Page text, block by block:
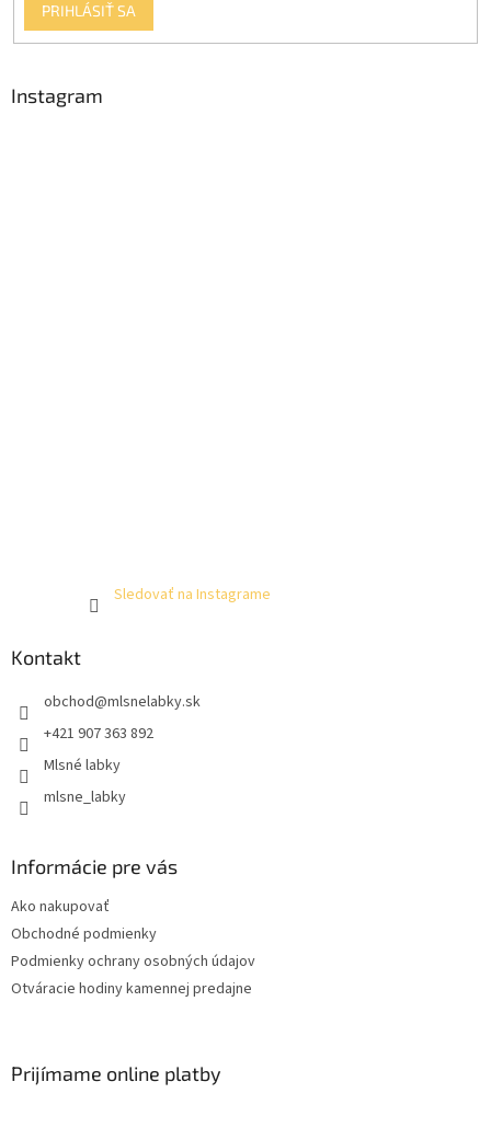
PRIHLÁSIŤ SA
Instagram
Sledovať na Instagrame
Kontakt
obchod@mlsnelabky.sk
+421 907 363 892
Mlsné labky
mlsne_labky
Informácie pre vás
Ako nakupovať
Obchodné podmienky
Podmienky ochrany osobných údajov
Otváracie hodiny kamennej predajne
Prijímame online platby